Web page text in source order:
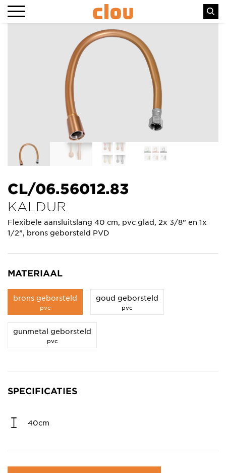
CL/06.56012.83
KALDUR
Flexibele aansluitslang 40 cm, pvc glad, 2x 3/8” en 1x
1/2”, brons geborsteld PVD
MATERIAAL
brons geborsteld
pvc
goud geborsteld
pvc
gunmetal geborsteld
pvc
SPECIFICATIES
40cm